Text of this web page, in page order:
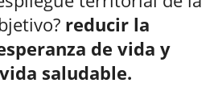
reducir la
de vida y
saludable.